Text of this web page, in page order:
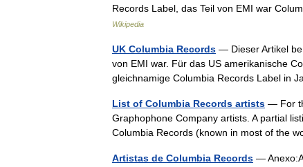
Records Label, das Teil von EMI war
Wikipedia
UK Columbia Records — Dieser Artikel
von EMI war. Für das US amerikanische
gleichnamige Columbia Records Label in
List of Columbia Records artists — For
Graphophone Company artists. A partial
Columbia Records (known in most of the
Artistas de Columbia Records —